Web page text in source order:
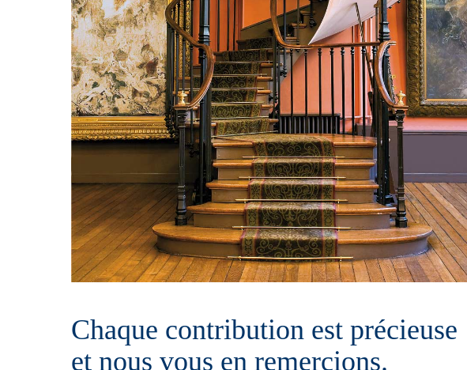
Chaque contribution est précieuse
et nous vous en remercions.